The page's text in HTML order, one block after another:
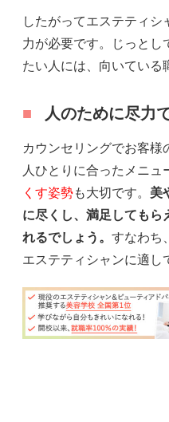
したがってエステティ
力が必要です。じっとし
たい人には、向いている
人のために尽力
カウンセリングでお客様
人ひとりに合ったメニュ
くす姿勢も大切です。 美
に尽くし、満足してもら
れるでしょう。 すなわち
エステティシャンに適し